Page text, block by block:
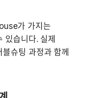
가 가지는
있습니다. 실제
슈팅 과정과 함께